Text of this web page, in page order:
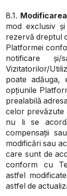
8.1.
mod exclusiv
rezervă dreptul
Platformei
notificare și/
Vizitatorilor/
poate adăuga,
opțiunile
prealabilă
celor prevăzute
nu li se
compensații
modificări sau
care sunt de
conform cu
astfel
astfel de